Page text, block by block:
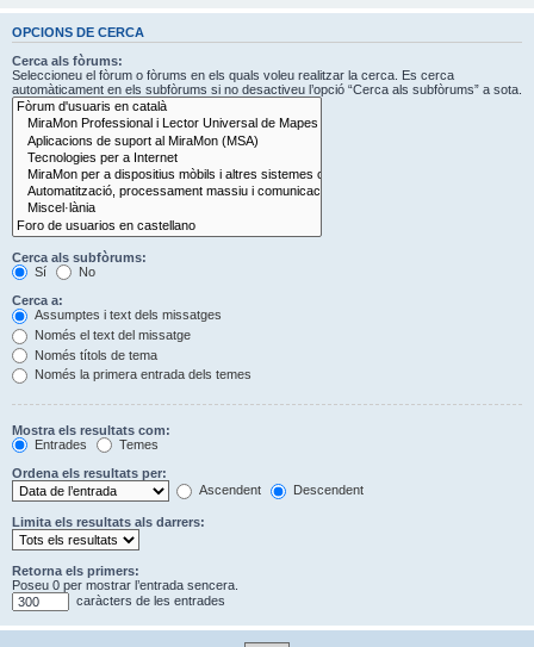
OPCIONS DE CERCA
Cerca als fòrums:
Seleccioneu el fòrum o fòrums en els quals voleu realitzar la cerca. Es cerca
automàticament en els subfòrums si no desactiveu l’opció “Cerca als subfòrums” a sota.
Cerca als subfòrums:
Sí
No
Cerca a:
Assumptes i text dels missatges
Només el text del missatge
Només títols de tema
Només la primera entrada dels temes
Mostra els resultats com:
Entrades
Temes
Ordena els resultats per:
Ascendent
Descendent
Limita els resultats als darrers:
Retorna els primers:
Poseu 0 per mostrar l’entrada sencera.
caràcters de les entrades